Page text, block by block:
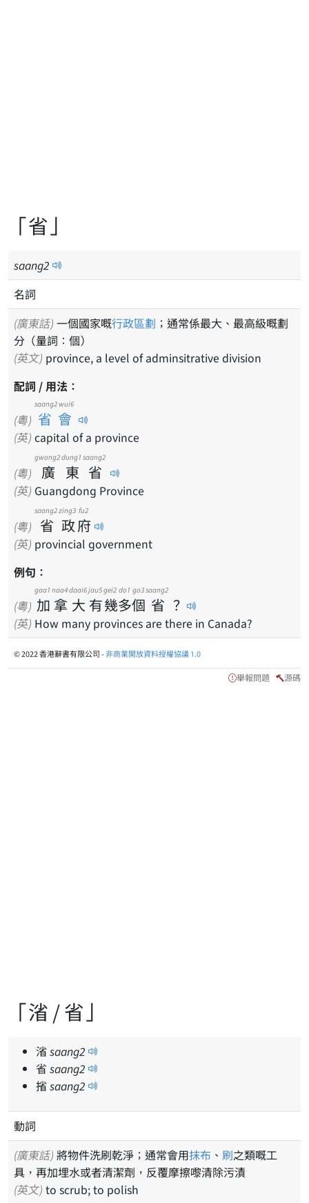
「省」
saang2
名詞
(廣東話) 一個國家嘅行政區劃 ；通常係最大、最高級嘅劃
分（量詞：個）
(英文) province, a level of adminsitrative division
配詞 / 用法：
(粵) 省會
saang2 wui6
(英) capital of a province
(粵) 廣
gwong2
東
dung1
省
saang2
(英) Guangdong Province
(粵) 省
saang2
政
zing3
府
fu2
(英) provincial government
例句：
(粵) 加
gaa1
拿
naa4
大
daai6
有
jau5
幾
gei2
多
do1
個
go3
省
saang2
？
(英) How many provinces are there in Canada?
© 2022 香港辭書有限公司 -非商業開放資料授權協議 1.0
舉報問題 源碼
「渻 / 省」
渻saang2
省 saang2
㨘saang2
動詞
(廣東話) 將物件洗刷乾淨；通常會用抹布 、 刷之類嘅工
具，再加埋水或者清潔劑，反覆摩擦嚟清除污漬
(英文) to scrub; to polish